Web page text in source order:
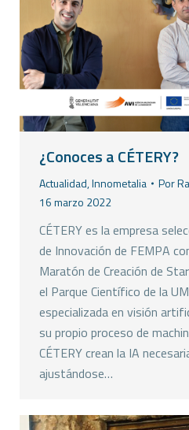
¿Conoces a CÉTERY?
Actualidad,Innometalia Por
16 marzo 2022
CÉTERY es la empresa
de Innovación de FEMPA
Maratón de Creación de
el Parque Científico de la
especializada en visión
su propio proceso de
CÉTERY crean la IA
ajustándose…